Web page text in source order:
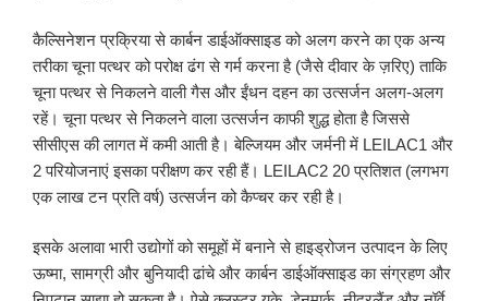
कैल्सिनेशन प्रक्रिया से कार्बन डाईऑक्साइड को अलग करने का एक अन्य
तरीका चूना पत्थर को परोक्ष ढंग से गर्म करना है (जैसे दीवार के ज़रिए) ताकि
चूना पत्थर से निकलने वाली गैस और ईंधन दहन का उत्सर्जन अलग-अलग
रहें। चूना पत्थर से निकलने वाला उत्सर्जन काफी शुद्ध होता है जिससे
सीसीएस की लागत में कमी आती है। बेल्जियम और जर्मनी में LEILAC1 और
2 परियोजनाएं इसका परीक्षण कर रही हैं। LEILAC2 20 प्रतिशत (लगभग
एक लाख टन प्रति वर्ष) उत्सर्जन को कैप्चर कर रही है।
इसके अलावा भारी उद्योगों को समूहों में बनाने से हाइड्रोजन उत्पादन के लिए
ऊष्मा, सामग्री और बुनियादी ढांचे और कार्बन डाईऑक्साइड का संग्रहण और